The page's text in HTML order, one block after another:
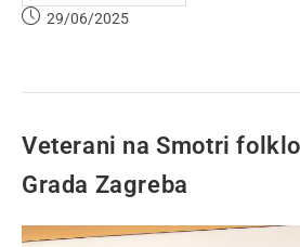
29/06/2025
Veterani na Smotri
Grada Zagreba